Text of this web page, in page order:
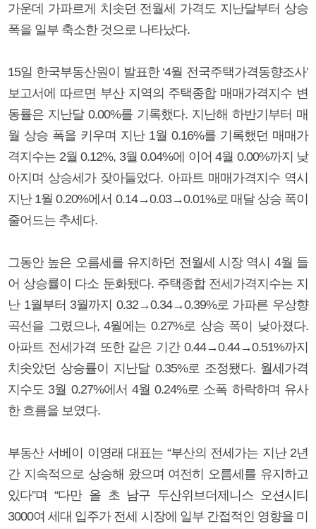
가운데 가파르게 치솟던 전월세 가격도 지난달부터 상승
폭을 일부 축소한 것으로 나타났다.
15일 한국부동산원이 발표한 ‘4월 전국주택가격동향조사’
보고서에 따르면 부산 지역의 주택종합 매매가격지수 변
동률은 지난달 0.00%를 기록했다. 지난해 하반기부터 매
월 상승 폭을 키우며 지난 1월 0.16%를 기록했던 매매가
격지수는 2월 0.12%, 3월 0.04%에 이어 4월 0.00%까지 낮
아지며 상승세가 잦아들었다. 아파트 매매가격지수 역시
지난 1월 0.20%에서 0.14→0.03→0.01%로 매달 상승 폭이
줄어드는 추세다.
그동안 높은 오름세를 유지하던 전월세 시장 역시 4월 들
어 상승률이 다소 둔화됐다. 주택종합 전세가격지수는 지
난 1월부터 3월까지 0.32→0.34→0.39%로 가파른 우상향
곡선을 그렸으나, 4월에는 0.27%로 상승 폭이 낮아졌다.
아파트 전세가격 또한 같은 기간 0.44→0.44→0.51%까지
치솟았던 상승률이 지난달 0.35%로 조정됐다. 월세가격
지수도 3월 0.27%에서 4월 0.24%로 소폭 하락하며 유사
한 흐름을 보였다.
부동산 서베이 이영래 대표는 “부산의 전세가는 지난 2년
간 지속적으로 상승해 왔으며 여전히 오름세를 유지하고
있다”며 “다만 올 초 남구 두산위브더제니스 오션시티
3000여 세대 입주가 전세 시장에 일부 간접적인 영향을 미